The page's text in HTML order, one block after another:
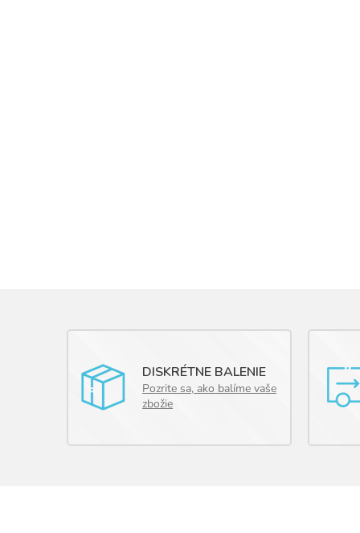
DISKRÉTNE BALENIE
Pozrite sa, ako balíme vaše
zbožie